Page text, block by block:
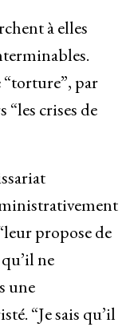
à elles
par
crises de
propose de
ne
une
“Je sais qu’il